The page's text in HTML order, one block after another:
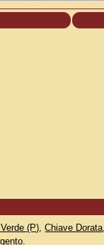
(P),Chiave Dorata
.